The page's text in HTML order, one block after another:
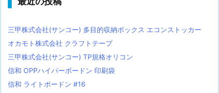
三甲株式会社(サンコー) 多目的収納ボックス エコンストッカー
オカモト株式会社 クラフトテープ
三甲株式会社(サンコー) TP規格オリコン
信和 OPPハイパーボードン 印刷袋
信和 ライトボードン #16